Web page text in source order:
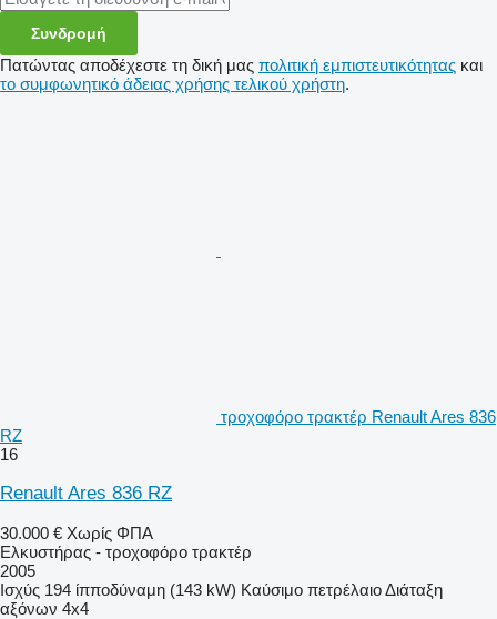
Συνδρομή
Πατώντας αποδέχεστε τη δική μας πολιτική εμπιστευτικότητας και
το συμφωνητικό άδειας χρήσης τελικού χρήστη.
τροχοφόρο τρακτέρ Renault Ares 836
RZ
16
Renault Ares 836 RZ
30.000 € Χωρίς ΦΠΑ
Ελκυστήρας - τροχοφόρο τρακτέρ
2005
Ισχύς 194 ίπποδύναμη (143 kW) Καύσιμο πετρέλαιοΔιάταξη
αξόνων 4x4